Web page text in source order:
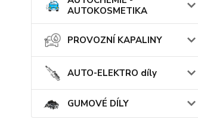
AUTOKOSMETIKA
PROVOZNÍ KAPALINY
AUTO-ELEKTRO díly
GUMOVÉ DÍLY